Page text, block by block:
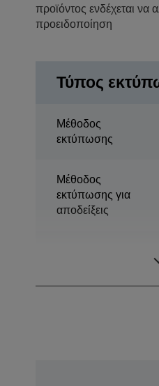
προϊόντος ενδέχεται να
προειδοποίηση
Τύπος
Μέθοδος
εκτύπωσης
Μέθοδος
εκτύπωσης για
αποδείξεις